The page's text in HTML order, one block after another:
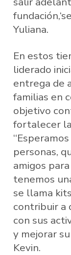
Yuliana.
En estos
liderado
entrega de
familias en
objetivo
fortalecer
personas,
amigos
tenemos
se llama
contribuir a
con sus
y mejorar
Kevin.